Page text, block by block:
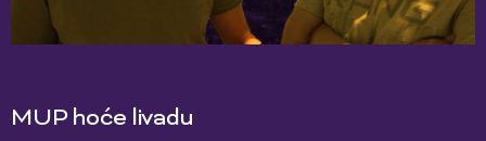
MUP hoće livadu